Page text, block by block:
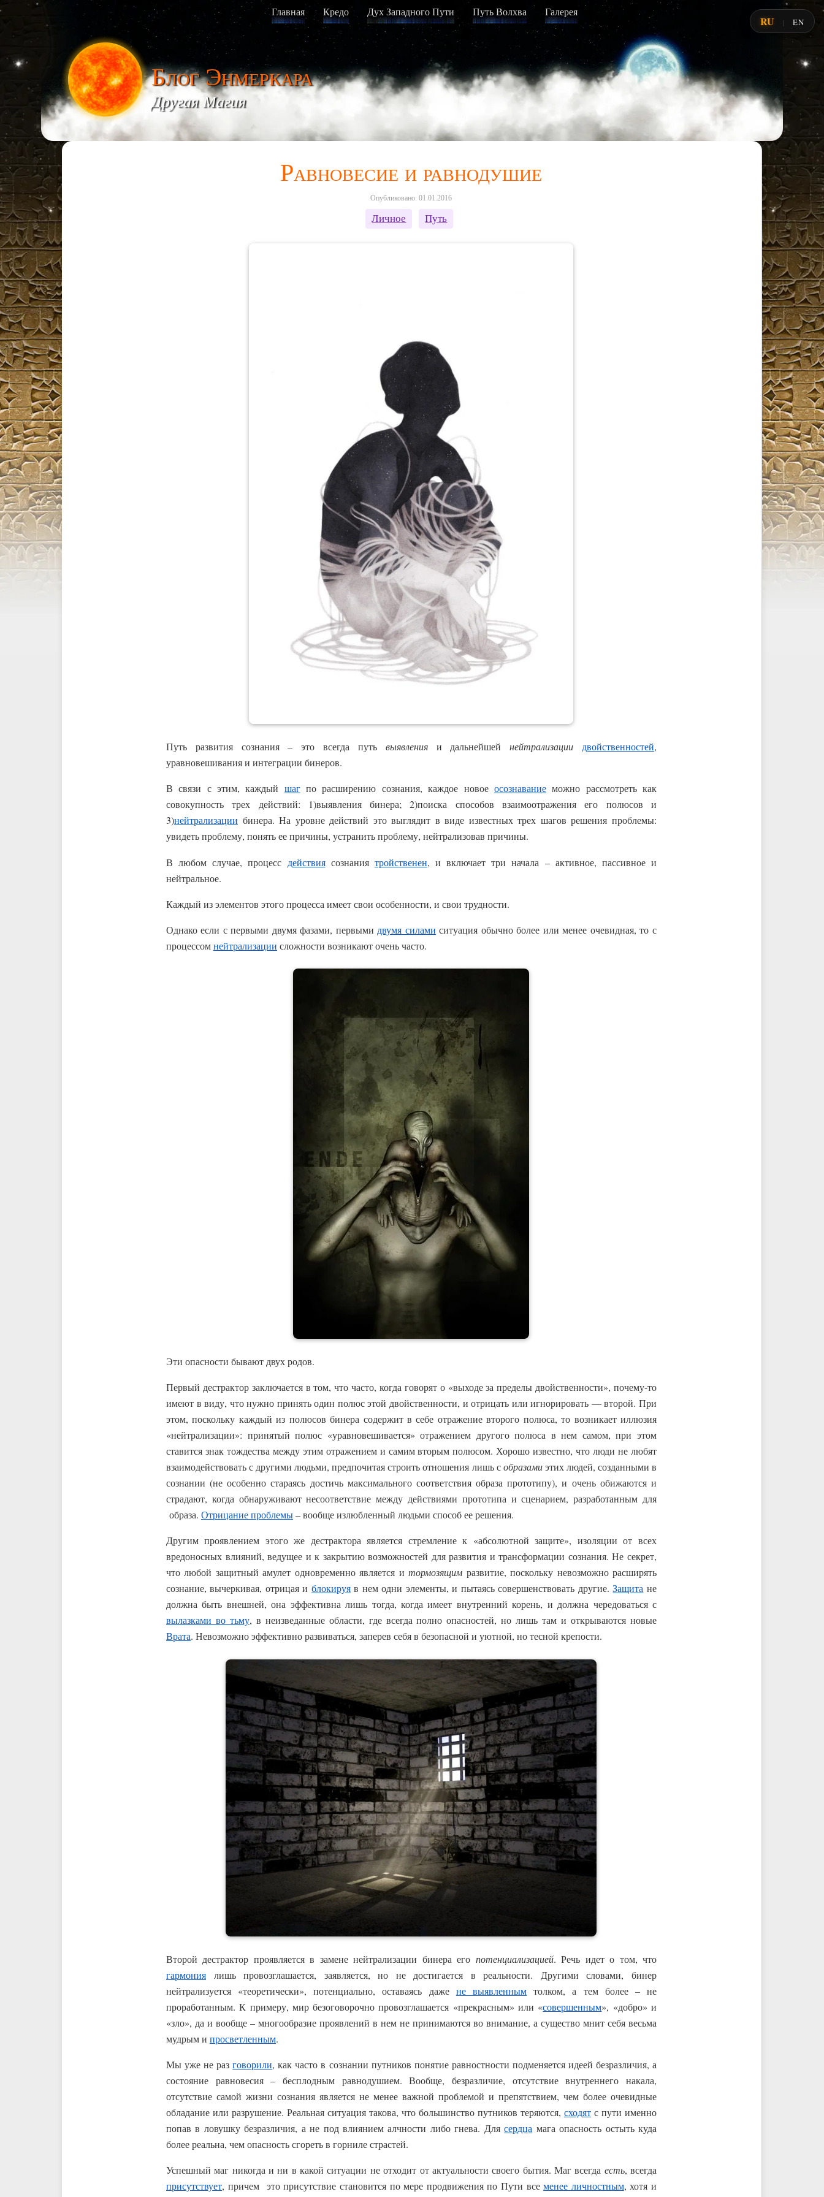
Главная Кредо Дух Западного Пути Путь Волхва Галерея
Блог Энмеркара
Другая Магия
Равновесие и равнодушие
Опубликовано: 01.01.2016
Личное Путь
Путь развития сознания – это всегда путь выявленияи дальнейшейнейтрализации двойственностей,
уравновешивания и интеграции бинеров.
В связи с этим, каждый шагпо расширению сознания, каждое новое осознаваниеможно рассмотреть как
совокупность трех действий: 1)выявления бинера; 2)поиска способов взаимоотражения его полюсов и
3)нейтрализации бинера. На уровне действий это выглядит в виде известных трех шагов решения проблемы:
увидеть проблему, понять ее причины, устранить проблему, нейтрализовав причины.
В любом случае, процесс действиясознания тройственен, и включает три начала – активное, пассивное и
нейтральное.
Каждый из элементов этого процесса имеет свои особенности, и свои трудности.
Однако если с первыми двумя фазами, первымидвумя силами ситуация обычно более или менее очевидная, то с
процессомнейтрализации сложности возникают очень часто.
Эти опасности бывают двух родов.
Первый дестрактор заключается в том, что часто, когда говорят о «выходе за пределы двойственности», почему-то
имеют в виду, что нужно принять один полюс этой двойственности, и отрицать или игнорировать — второй. При
этом, поскольку каждый из полюсов бинера содержит в себе отражение второго полюса, то возникает иллюзия
«нейтрализации»: принятый полюс «уравновешивается» отражением другого полюса в нем самом, при этом
ставится знак тождества между этим отражением и самим вторым полюсом. Хорошо известно, что люди не любят
взаимодействовать с другими людьми, предпочитая строить отношения лишь собразамиэтих людей, созданными в
сознании (не особенно стараясь достичь максимального соответствия образа прототипу), и очень обижаются и
страдают, когда обнаруживают несоответствие между действиями прототипа и сценарием, разработанным для
образа. Отрицание проблемы– вообще излюбленный людьми способ ее решения.
Другим проявлением этого же дестрактора является стремление к «абсолютной защите», изоляции от всех
вредоносных влияний, ведущее и к закрытию возможностей для развития и трансформации сознания. Не секрет,
что любой защитный амулет одновременно является итормозящим развитие, поскольку невозможно расширять
сознание, вычеркивая, отрицая и блокируяв нем одни элементы, и пытаясь совершенствовать другие.Защита не
должна быть внешней, она эффективна лишь тогда, когда имеет внутренний корень, и должна чередоваться с
вылазками во тьму, в неизведанные области, где всегда полно опасностей, но лишь там и открываются новые
Врата. Невозможно эффективно развиваться, заперев себя в безопасной и уютной, но тесной крепости.
Второй дестрактор проявляется в замене нейтрализации бинера его потенциализацией. Речь идет о том, что
гармониялишь провозглашается, заявляется, но не достигается в реальности. Другими словами, бинер
нейтрализуется «теоретически», потенциально, оставаясь даже не выявленным толком, а тем более – не
проработанным. К примеру, мир безоговорочно провозглашается «прекрасным» или «совершенным», «добро» и
«зло», да и вообще – многообразие проявлений в нем не принимаются во внимание, а существо мнит себя весьма
мудрым и просветленным.
Мы уже не разговорили, как часто в сознании путников понятие равностности подменяется идеей безразличия, а
состояние равновесия – бесплодным равнодушием. Вообще, безразличие, отсутствие внутреннего накала,
отсутствие самой жизни сознания является не менее важной проблемой и препятствием, чем более очевидные
обладание или разрушение. Реальная ситуация такова, что большинство путников теряются, сходятс пути именно
попав в ловушку безразличия, а не под влиянием алчности либо гнева. Длясердца мага опасность остыть куда
более реальна, чем опасность сгореть в горниле страстей.
Успешный маг никогда и ни в какой ситуации не отходит от актуальности своего бытия. Маг всегда есть, всегда
присутствует, причем это присутствие становится по мере продвижения по Пути всеменее личностным, хотя и
RU | EN